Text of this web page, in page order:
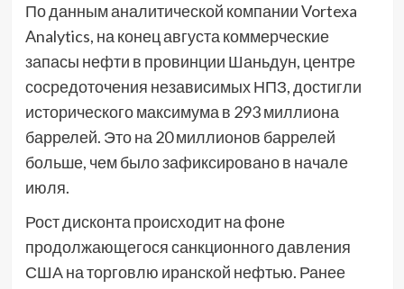
По данным аналитической компании Vortexa
Analytics, на конец августа коммерческие
запасы нефти в провинции Шаньдун, центре
сосредоточения независимых НПЗ, достигли
исторического максимума в 293 миллиона
баррелей. Это на 20 миллионов баррелей
больше, чем было зафиксировано в начале
июля.
Рост дисконта происходит на фоне
продолжающегося санкционного давления
США на торговлю иранской нефтью. Ранее